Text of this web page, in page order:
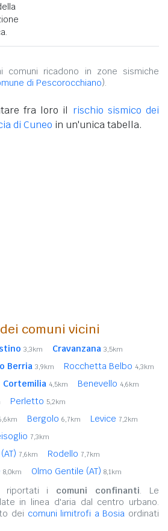
comuni ricadono in zone sismiche
di Pescorocchiano).
fra loro il rischio sismico dei
di Cuneo in un'unica tabella.
comuni vicini
3,3km Cravanzana 3,5km
Berria 3,9km Rocchetta Belbo 4,3km
Cortemilia 4,5km Benevello 4,6km
Perletto 5,2km
Bergolo 6,7km Levice 7,2km
7,3km
7,6km Rodello 7,7km
8,0km Olmo Gentile (AT) 8,1km
riportati i comuni confinanti. Le
in linea d'aria dal centro urbano.
dei comuni limitrofi a Bosia ordinati